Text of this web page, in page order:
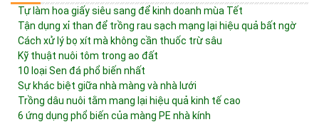
Tự làm hoa giấy siêu sang để kinh doanh mùa Tết
Tận dụng xỉ than để trồng rau sạch mạng lại hiệu quả bất ngờ
Cách xử lý bọ xít mà không cần thuốc trừ sâu
Kỹ thuật nuôi tôm trong ao đất
10 loại Sen đá phổ biến nhất
Sự khác biệt giữa nhà màng và nhà lưới
Trồng dâu nuôi tằm mang lại hiệu quả kinh tế cao
6 ứng dụng phổ biến của màng PE nhà kính